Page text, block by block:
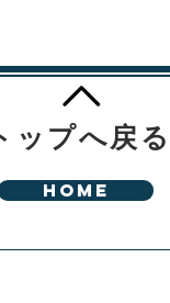
ップへ戻る
HOME